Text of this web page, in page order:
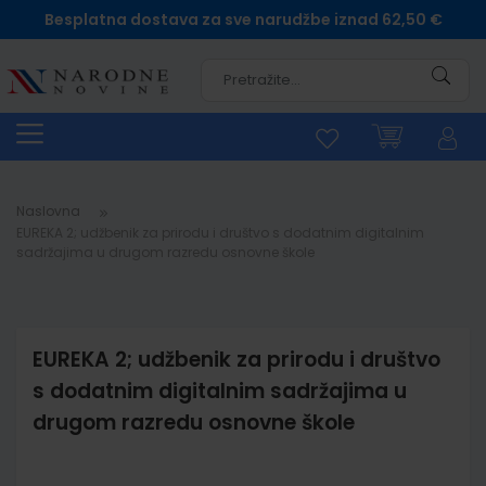
Besplatna dostava za sve narudžbe iznad 62,50 €
Naslovna
EUREKA 2; udžbenik za prirodu i društvo
s dodatnim digitalnim sadržajima u
drugom razredu osnovne škole